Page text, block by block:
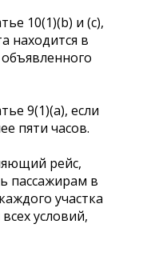
10(1)(b) и (c),
находится в
9(1)(a), если
пяти часов.
рейс,
пассажирам в
участка
условий,